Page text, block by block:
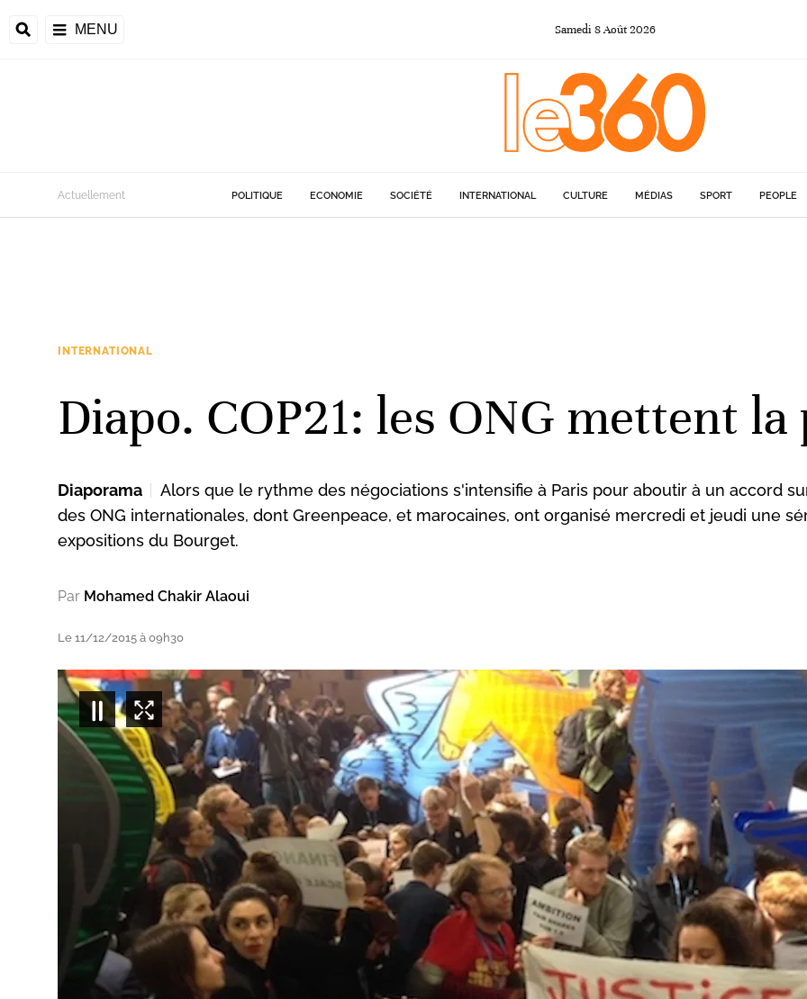
MENU Samedi 8Août2026
Actuellement POLITIQUE ECONOMIE SOCIÉTÉ INTERNATIONAL CULTURE MÉDIAS SPORT PEOPLE
INTERNATIONAL
Diapo. COP21: les ONG mettent
Diaporama
Alors que le rythme des négociations s'intensifie à Paris pour aboutir à un accord
des ONG internationales, dont Greenpeace, et marocaines, ont organisé mercredi et jeudi une
expositions du Bourget.
Par Mohamed Chakir Alaoui
Le 11/12/2015 à 09h30